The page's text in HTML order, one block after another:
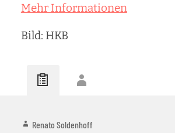
Mehr Informationen
Bild: HKB
Renato Soldenhoff